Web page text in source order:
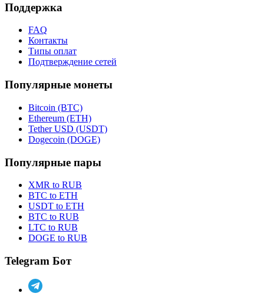
Поддержка
FAQ
Контакты
Типы оплат
Подтверждение сетей
Популярные монеты
Bitcoin (BTC)
Ethereum (ETH)
Tether USD (USDT)
Dogecoin (DOGE)
Популярные пары
XMR to RUB
BTC to ETH
USDT to ETH
BTC to RUB
LTC to RUB
DOGE to RUB
Telegram Бот